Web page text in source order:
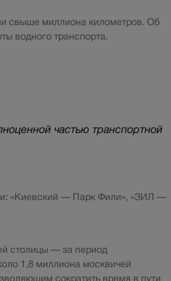
свыше миллиона километров. Об
водного транспорта.
частью транспортной
«Киевский — Парк Фили», «ЗИЛ —
столицы — за период
1,8 миллиона москвичей
сократить время в пути